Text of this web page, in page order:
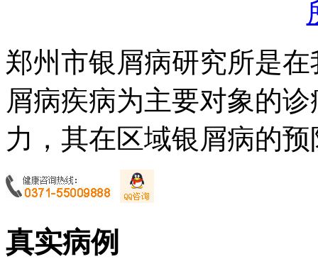
郑州市银屑病研究所是
屑病疾病为主要对象的
力，其在区域银屑病的
真实病例